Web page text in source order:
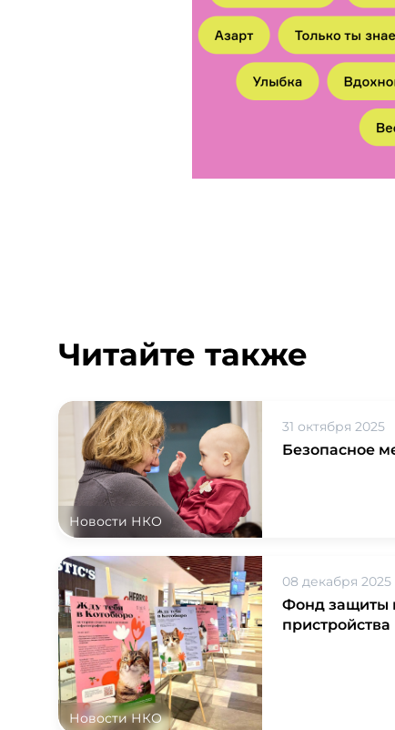
Читайте также
Новости НКО
31 октября 2025
Безопасное
Новости НКО
08 декабря 2025
Фонд защиты
пристройства